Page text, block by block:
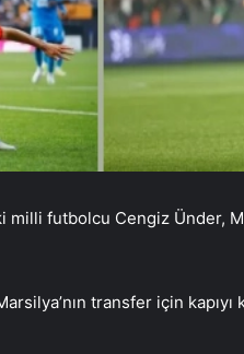
futbolcu Cengiz Ünder,
transfer için kapıyı